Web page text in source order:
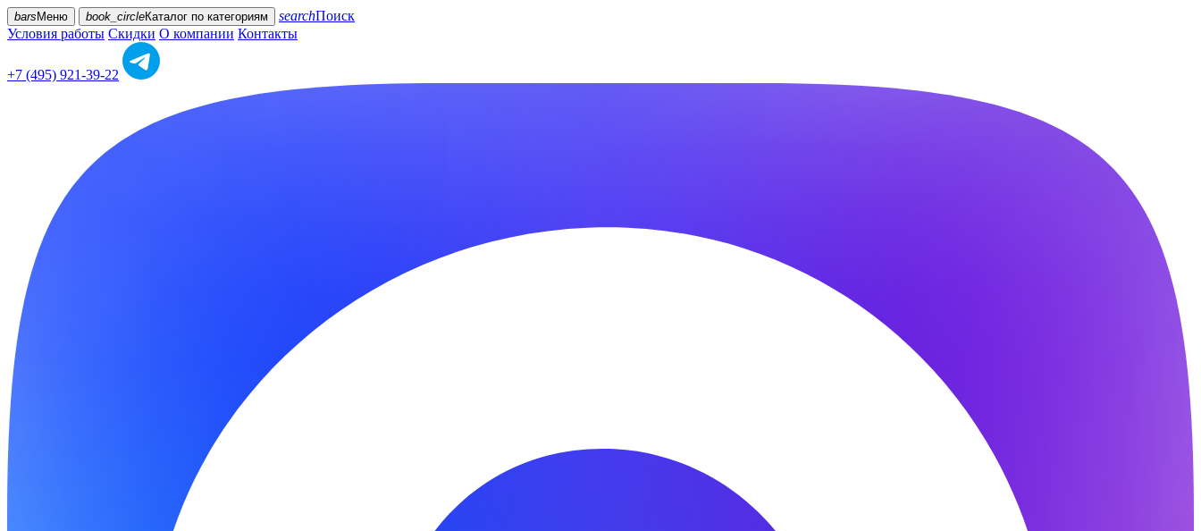
bars Меню book_circleКаталог по категориям searchПоиск
Условия работы Скидки О компании Контакты
+7 (495) 921-39-22